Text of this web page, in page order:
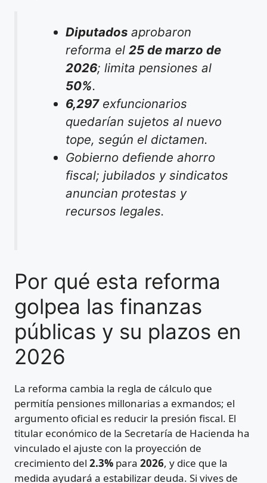
Diputados aprobaron
reforma el25 de marzo de
2026; limita pensiones al
50%.
6,297exfuncionarios
quedarían sujetos al nuevo
tope, según el dictamen.
Gobierno defiende ahorro
fiscal; jubilados y sindicatos
anuncian protestas y
recursos legales.
Por qué esta reforma
golpea las finanzas
públicas y su plazos en
2026
La reforma cambia la regla de cálculo que
permitía pensiones millonarias a exmandos; el
argumento oficial es reducir la presión fiscal. El
titular económico de la Secretaría de Hacienda ha
vinculado el ajuste con la proyección de
crecimiento del 2.3% para 2026, y dice que la
medida ayudará a estabilizar deuda. Si vives de